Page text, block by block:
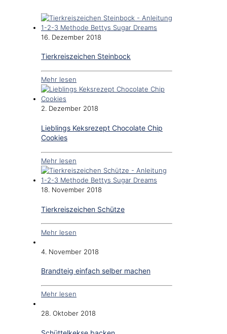
16. Dezember 2018
Tierkreiszeichen Steinbock
Mehr lesen
2. Dezember 2018
Lieblings Keksrezept Chocolate Chip
Cookies
Mehr lesen
18. November 2018
Tierkreiszeichen Schütze
Mehr lesen
4. November 2018
Brandteig einfach selber machen
Mehr lesen
28. Oktober 2018